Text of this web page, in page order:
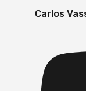
Carlos